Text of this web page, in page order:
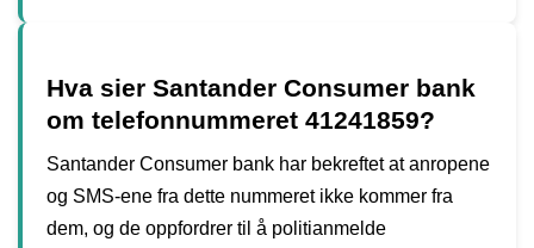
Hva sier Santander Consumer bank
om telefonnummeret 41241859?
Santander Consumer bank har bekreftet at anropene
og SMS-ene fra dette nummeret ikke kommer fra
dem, og de oppfordrer til å politianmelde